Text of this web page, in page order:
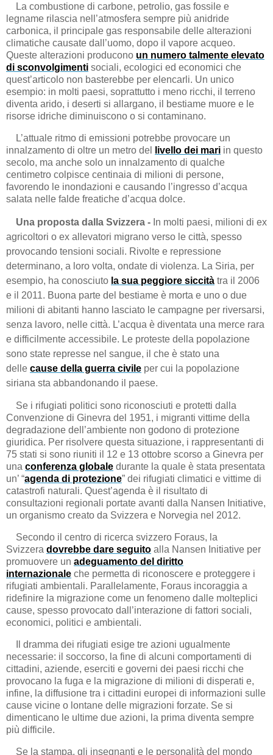
La combustione di carbone, petrolio, gas fossile e
legname rilascia nell’atmosfera sempre più anidride
carbonica, il principale gas responsabile delle alterazioni
climatiche causate dall’uomo, dopo il vapore acqueo.
Queste alterazioni producono un numero talmente elevato
di sconvolgimenti sociali, ecologici ed economici che
quest’articolo non basterebbe per elencarli. Un unico
esempio: in molti paesi, soprattutto i meno ricchi, il terreno
diventa arido, i deserti si allargano, il bestiame muore e le
risorse idriche diminuiscono o si contaminano.
L’attuale ritmo di emissioni potrebbe provocare un
innalzamento di oltre un metro del
livello dei mari in questo
secolo, ma anche solo un innalzamento di qualche
centimetro colpisce centinaia di milioni di persone,
favorendo le inondazioni e causando l’ingresso d’acqua
salata nelle falde freatiche d’acqua dolce.
Una proposta dalla Svizzera - In molti paesi, milioni di ex
agricoltori o ex allevatori migrano verso le città, spesso
provocando tensioni sociali. Rivolte e repressione
determinano, a loro volta, ondate di violenza. La Siria, per
esempio, ha conosciuto la sua peggiore siccità tra il 2006
e il 2011. Buona parte del bestiame è morta e uno o due
milioni di abitanti hanno lasciato le campagne per riversarsi,
senza lavoro, nelle città. L’acqua è diventata una merce rara
e difficilmente accessibile. Le proteste della popolazione
sono state represse nel sangue, il che è stato una
delle cause della guerra civile per cui la popolazione
siriana sta abbandonando il paese.
Se i rifugiati politici sono riconosciuti e protetti dalla
Convenzione di Ginevra del 1951, i migranti vittime della
degradazione dell’ambiente non godono di protezione
giuridica. Per risolvere questa situazione, i rappresentanti di
75 stati si sono riuniti il 12 e 13 ottobre scorso a Ginevra per
una conferenza globale durante la quale è stata presentata
un’ “agenda di protezione” dei rifugiati climatici e vittime di
catastrofi naturali. Quest’agenda è il risultato di
consultazioni regionali portate avanti dalla Nansen Initiative,
un organismo creato da Svizzera e Norvegia nel 2012.
Secondo il centro di ricerca svizzero Foraus, la
Svizzera dovrebbe dare seguito alla Nansen Initiative per
promuovere un adeguamento del diritto
internazionale che permetta di riconoscere e proteggere i
rifugiati ambientali. Parallelamente, Foraus incoraggia a
ridefinire la migrazione come un fenomeno dalle molteplici
cause, spesso provocato dall’interazione di fattori sociali,
economici, politici e ambientali.
Il dramma dei rifugiati esige tre azioni ugualmente
necessarie: il soccorso, la fine di alcuni comportamenti di
cittadini, aziende, eserciti e governi dei paesi ricchi che
provocano la fuga e la migrazione di milioni di disperati e,
infine, la diffusione tra i cittadini europei di informazioni sulle
cause vicine o lontane delle migrazioni forzate. Se si
dimenticano le ultime due azioni, la prima diventa sempre
più difficile.
Se la stampa, gli insegnanti e le personalità del mondo